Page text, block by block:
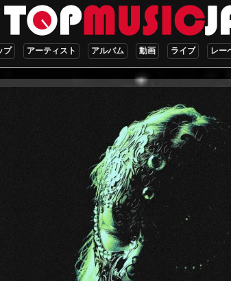
プ アーティスト アルバム 動画 ライブ レー